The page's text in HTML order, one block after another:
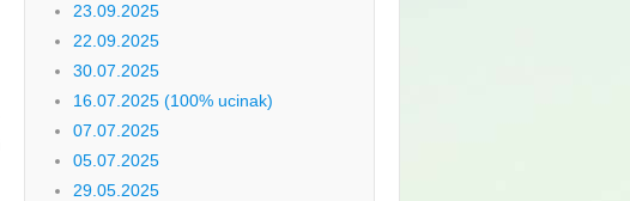
23.09.2025
22.09.2025
30.07.2025
16.07.2025 (100% ucinak)
07.07.2025
05.07.2025
29.05.2025